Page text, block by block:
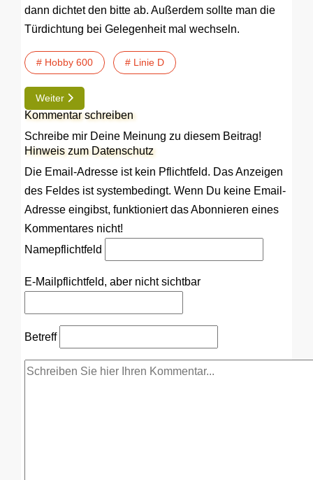
dann dichtet den bitte ab. Außerdem sollte man die
Türdichtung bei Gelegenheit mal wechseln.
# Hobby 600 # Linie D
Nächster Beitrag: TIP | Linie D Abwasserentsorgung
Weiter
Kommentar schreiben
Schreibe mir Deine Meinung zu diesem Beitrag!
Hinweis zum Datenschutz
Die Email-Adresse ist kein Pflichtfeld. Das Anzeigen
des Feldes ist systembedingt. Wenn Du keine Email-
Adresse eingibst, funktioniert das Abonnieren eines
Kommentares nicht!
Namepflichtfeld
E-Mail pflichtfeld, aber nicht sichtbar
Betreff